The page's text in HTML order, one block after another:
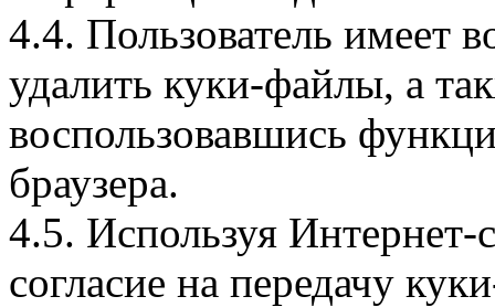
4.4. Пользователь имеет
удалить куки-файлы, а
воспользовавшись
браузера.
4.5. Используя Интернет-
согласие на передачу